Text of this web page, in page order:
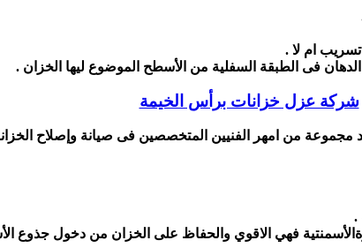
ام لا .
فى الطبقة السفلية من الأسطح الموضوع ليها الخزان .
شركة عزل خزانات برأس الخيمة
من امهر الفنيين المتخصصين فى صيانة وإصلاح
.
فهي الاقوي والحفاظ على الخزان من دخول جذوع